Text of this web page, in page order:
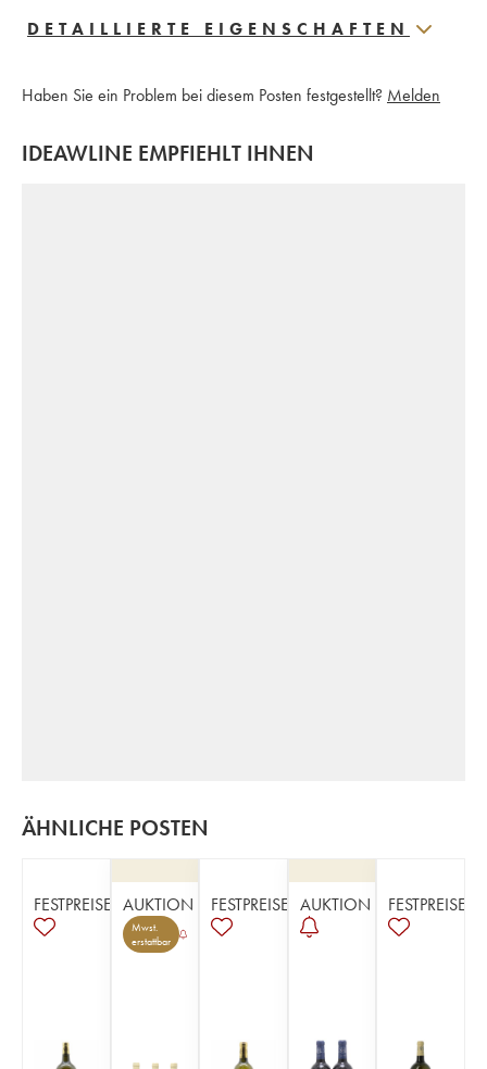
DETAILLIERTE EIGENSCHAFTEN
Haben Sie ein Problem bei diesem Posten festgestellt? Melden
IDEAWLINE EMPFIEHLT IHNEN
ÄHNLICHE POSTEN
FESTPREISE AUKTION
Mwst.
erstattbar
FESTPREISE AUKTION FESTPREISE